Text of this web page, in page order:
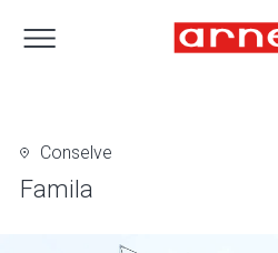
Conselve
Famila